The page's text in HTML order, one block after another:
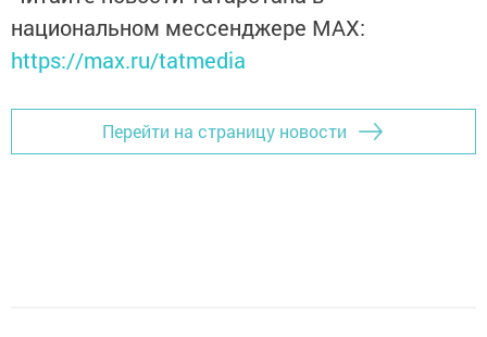
национальном мессенджере MАХ:
https://max.ru/tatmedia
Перейти на страницу новости